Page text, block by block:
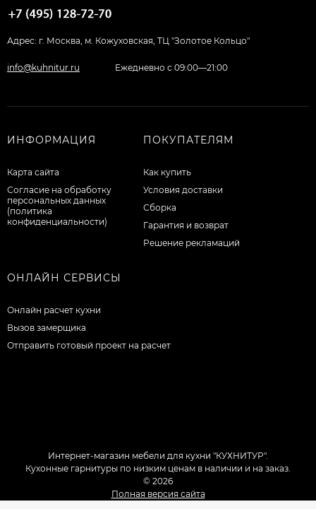
Адрес: г. Москва, м. Кожуховская, ТЦ "Золотое Кольцо"
info@kuhnitur.ru Ежедневно с 09:00—21:00
ИНФОРМАЦИЯ
Карта сайта
Согласие на обработку
персональных данных
(политика
конфиденциальности)
ПОКУПАТЕЛЯМ
Как купить
Условия доставки
Сборка
Гарантия и возврат
Решение рекламаций
ОНЛАЙН СЕРВИСЫ
Онлайн расчет кухни
Вызов замерщика
Отправить готовый проект на расчет
Интернет-магазин мебели для кухни "КУХНИТУР".
Кухонные гарнитуры по низким ценам в наличии и на заказ.
© 2026
Полная версия сайта